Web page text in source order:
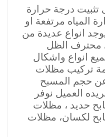
درجة حرارة
المياه مرتفعة او
انواع عديدة من
محترف الظل
انواع واشكال
تركيب مظلات
حجم المسبح
العميل نوفر
حديد ، مظلات
لكسان، مظلات